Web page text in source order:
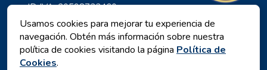
ID IVA: 20598733460
ID: HR-AB-23-060130534, MB:
0650676
Usamos cookies para mejorar tu experiencia de
navegación. Obtén más información sobre nuestra
política de cookies visitando la página Política de
Cookies.